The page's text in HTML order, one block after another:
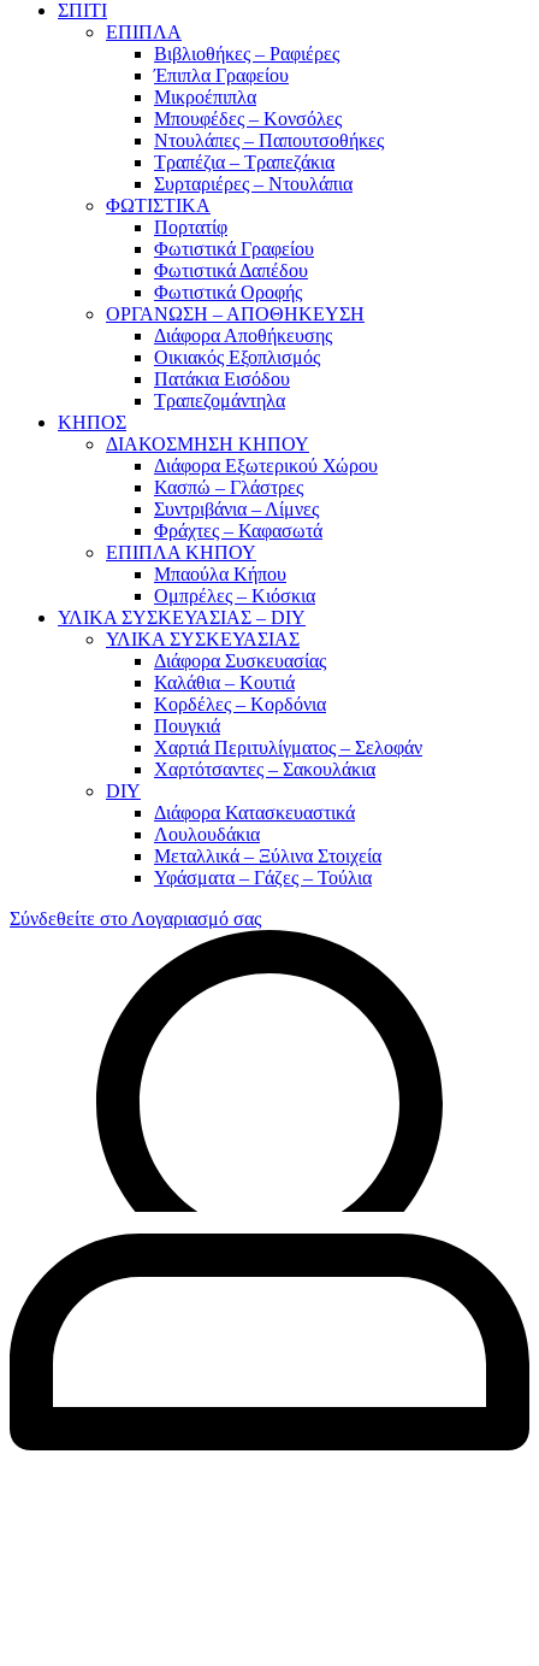
ΣΠΙΤΙ
ΕΠΙΠΛΑ
Βιβλιοθήκες – Ραφιέρες
Έπιπλα Γραφείου
Μικροέπιπλα
Μπουφέδες – Κονσόλες
Ντουλάπες – Παπουτσοθήκες
Τραπέζια – Τραπεζάκια
Συρταριέρες – Ντουλάπια
ΦΩΤΙΣΤΙΚΑ
Πορτατίφ
Φωτιστικά Γραφείου
Φωτιστικά Δαπέδου
Φωτιστικά Οροφής
ΟΡΓΑΝΩΣΗ – ΑΠΟΘΗΚΕΥΣΗ
Διάφορα Αποθήκευσης
Οικιακός Εξοπλισμός
Πατάκια Εισόδου
Τραπεζομάντηλα
ΚΗΠΟΣ
ΔΙΑΚΟΣΜΗΣΗ ΚΗΠΟΥ
Διάφορα Εξωτερικού Χώρου
Κασπώ – Γλάστρες
Συντριβάνια – Λίμνες
Φράχτες – Καφασωτά
ΕΠΙΠΛΑ ΚΗΠΟΥ
Μπαούλα Κήπου
Ομπρέλες – Κιόσκια
ΥΛΙΚΑ ΣΥΣΚΕΥΑΣΙΑΣ – DIY
ΥΛΙΚΑ ΣΥΣΚΕΥΑΣΙΑΣ
Διάφορα Συσκευασίας
Καλάθια – Κουτιά
Κορδέλες – Κορδόνια
Πουγκιά
Χαρτιά Περιτυλίγματος – Σελοφάν
Χαρτότσαντες – Σακουλάκια
DIY
Διάφορα Κατασκευαστικά
Λουλουδάκια
Μεταλλικά – Ξύλινα Στοιχεία
Υφάσματα – Γάζες – Τούλια
Σύνδεθείτε στο Λογαριασμό σας